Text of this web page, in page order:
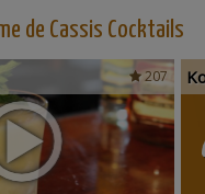
de Cassis Cocktails
207